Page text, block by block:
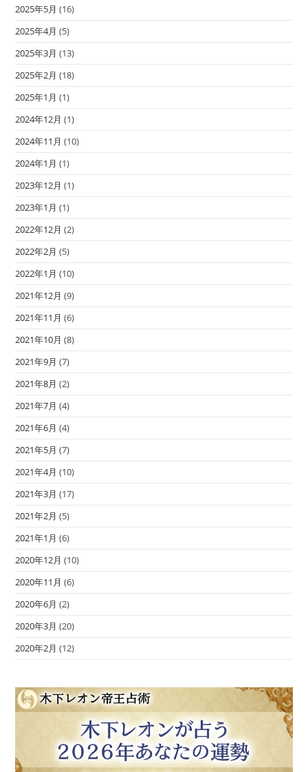
2025年5月 (16)
2025年4月 (5)
2025年3月 (13)
2025年2月 (18)
2025年1月 (1)
2024年12月 (1)
2024年11月 (10)
2024年1月 (1)
2023年12月 (1)
2023年1月 (1)
2022年12月 (2)
2022年2月 (5)
2022年1月 (10)
2021年12月 (9)
2021年11月 (6)
2021年10月 (8)
2021年9月 (7)
2021年8月 (2)
2021年7月 (4)
2021年6月 (4)
2021年5月 (7)
2021年4月 (10)
2021年3月 (17)
2021年2月 (5)
2021年1月 (6)
2020年12月 (10)
2020年11月 (6)
2020年6月 (2)
2020年3月 (20)
2020年2月 (12)